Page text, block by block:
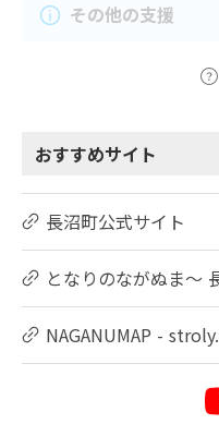
その他の支援
おすすめサイト
長沼町公式サイト
となりのながぬま～
NAGANUMAP -